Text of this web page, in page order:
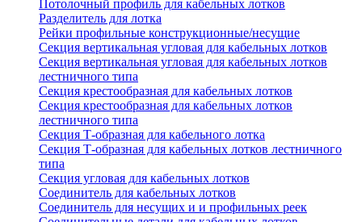
Потолочный профиль для кабельных лотков
Разделитель для лотка
Рейки профильные конструкционные/несущие
Секция вертикальная угловая для кабельных лотков
Секция вертикальная угловая для кабельных лотков
лестничного типа
Секция крестообразная для кабельных лотков
Секция крестообразная для кабельных лотков
лестничного типа
Секция Т-образная для кабельного лотка
Секция Т-образная для кабельных лотков лестничного
типа
Секция угловая для кабельных лотков
Соединитель для кабельных лотков
Соединитель для несущих и и профильных реек